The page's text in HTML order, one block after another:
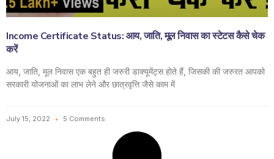
Income Certificate Status: आय, जाति, मूल निवास का स्टेटस कैसे चेक
करें
आय, जाति, मूल निवास एक बहुत ही जरुरी डाक्यूमेंट्स होते हैं, जिसकी की जरुरत आपको
सरकारी योजनाओं का लाभ लेने और छात्रवृत्ति जैसे काम में
July 15, 2022 5 Comments